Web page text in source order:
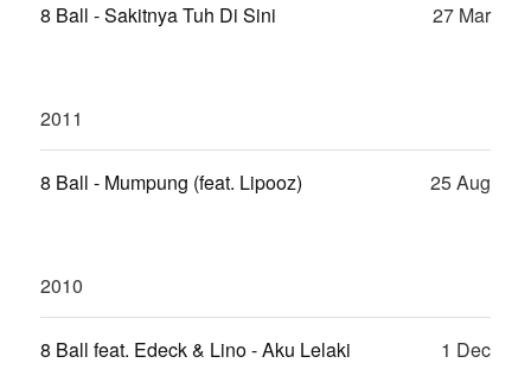
8 Ball - Sakitnya Tuh Di Sini 27 Mar
2011
8 Ball - Mumpung (feat. Lipooz) 25 Aug
2010
8 Ball feat. Edeck & Lino - Aku Lelaki 1 Dec